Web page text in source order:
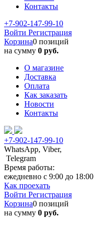
Контакты
+7-902-147-99-10
Войти Регистрация
Корзина0 позиций
на сумму 0 руб.
О магазине
Доставка
Оплата
Как заказать
Новости
Контакты
+7-902-147-99-10
WhatsApp, Viber,
Telegram
Время работы:
ежедневно с 9:00 до 18:00
Как проехать
Войти Регистрация
Корзина0 позиций
на сумму 0 руб.